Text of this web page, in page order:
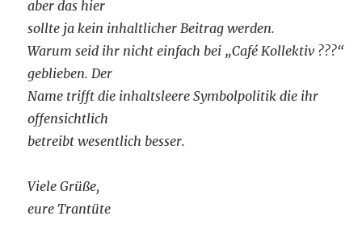
aber das hier
sollte ja kein inhaltlicher Beitrag werden.
Warum seid ihr nicht einfach bei „Café Kollektiv ???“
geblieben. Der
Name trifft die inhaltsleere Symbolpolitik die ihr
offensichtlich
betreibt wesentlich besser.
Viele Grüße,
eure Trantüte